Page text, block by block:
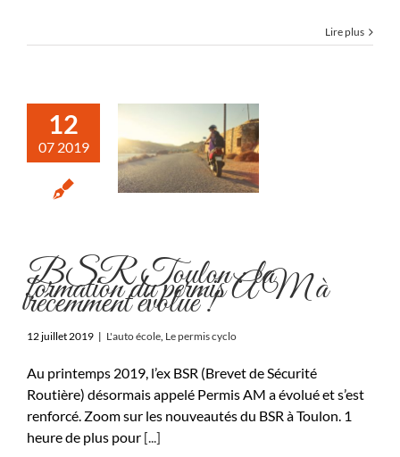
Lire plus
12
07 2019
BSR Toulon : la
formation du permis AM à
récemment évolué !
12 juillet 2019 | L'auto école, Le permis cyclo
Au printemps 2019, l’ex BSR (Brevet de Sécurité
Routière) désormais appelé Permis AM a évolué et s’est
renforcé. Zoom sur les nouveautés du BSR à Toulon. 1
heure de plus pour [...]